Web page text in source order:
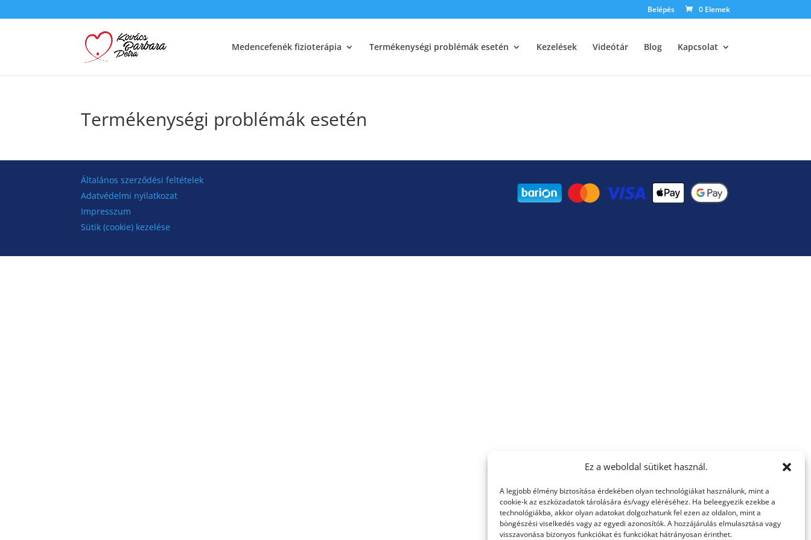
Ez a weboldal sütiket használ.
A legjobb élmény biztosítása érdekében olyan technológiákat használunk, mint a
cookie-k az eszközadatok tárolására és/vagy eléréséhez. Ha beleegyezik ezekbe a
technológiákba, akkor olyan adatokat dolgozhatunk fel ezen az oldalon, mint a
böngészési viselkedés vagy az egyedi azonosítók. A hozzájárulás elmulasztása vagy
visszavonása bizonyos funkciókat és funkciókat hátrányosan érinthet.
Belépés 0 Elemek
Medencefenék fizioterápia Termékenységi problémák esetén Kezelések Videótár Blog Kapcsolat
Termékenységi problémák esetén
Általános szerződési feltételek
Adatvédelmi nyilatkozat
Impresszum
Sütik (cookie) kezelése